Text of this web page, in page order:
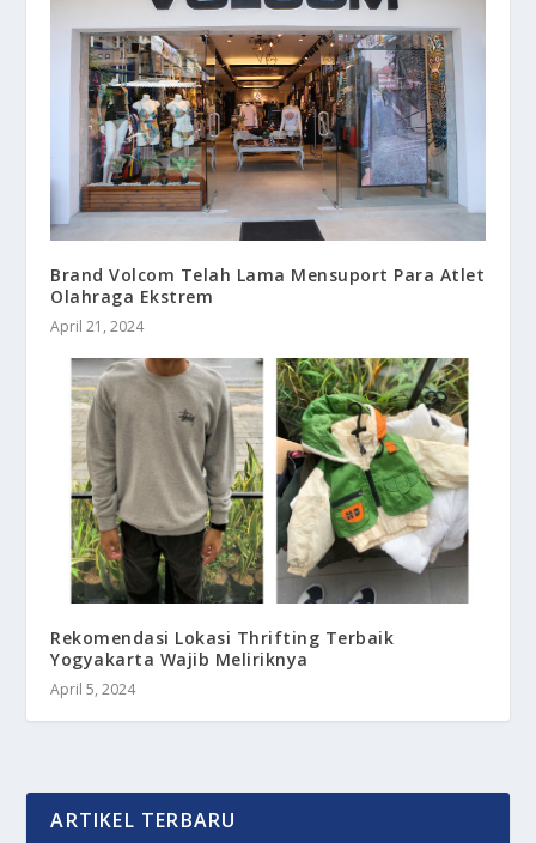
Brand Volcom Telah Lama Mensuport Para Atlet
Olahraga Ekstrem
April 21, 2024
Rekomendasi Lokasi Thrifting Terbaik
Yogyakarta Wajib Meliriknya
April 5, 2024
ARTIKEL TERBARU